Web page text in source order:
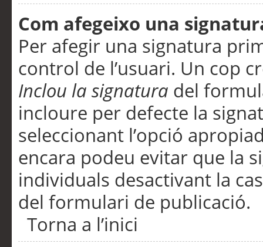
Com afegeixo una
Per afegir una signatura
control de l’usuari. Un cop
Inclou la signatura del
incloure per defecte la
seleccionant l’opció
encara podeu evitar que la
individuals desactivant la
del formulari de publicació.
Torna a l’inici